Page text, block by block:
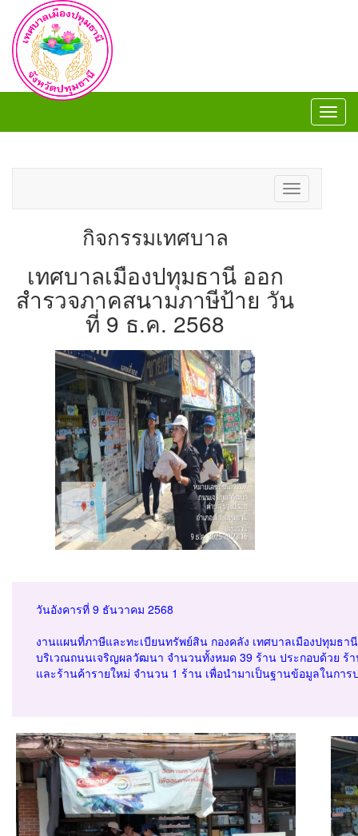
Toggle
navigation
กิจกรรมเทศบาล
เทศบาลเมืองปทุมธานี ออก
สำรวจภาคสนามภาษีป้าย วัน
ที่ 9 ธ.ค. 2568
วันอังคารที่ 9 ธันวาคม 2568
งานแผนที่ภาษีและทะเบียนทรัพย์สิน กองคลัง เทศบาลเมืองปทุมธ
บริเวณถนนเจริญผลวัฒนา จำนวนทั้งหมด 39 ร้าน ประกอบด้วย ร้
และร้านค้ารายใหม่ จำนวน 1 ร้าน เพื่อนำมาเป็นฐานข้อมูลในกา